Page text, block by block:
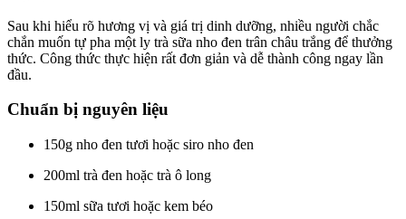
Sau khi hiểu rõ hương vị và giá trị dinh dưỡng, nhiều người chắc
chắn muốn tự pha một ly trà sữa nho đen trân châu trắng để thưởng
thức. Công thức thực hiện rất đơn giản và dễ thành công ngay lần
đầu.
Chuẩn bị nguyên liệu
150g nho đen tươi hoặc siro nho đen
200ml trà đen hoặc trà ô long
150ml sữa tươi hoặc kem béo